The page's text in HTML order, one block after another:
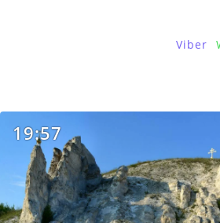
Viber
19:57